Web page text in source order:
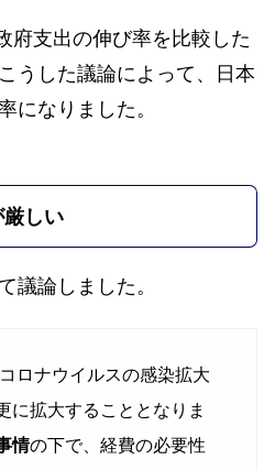
府支出の伸び率を比較した
うした議論によって、日本
になりました。
しい
議論しました。
ロナウイルスの感染拡大
に拡大することとなりま
情の下で、経費の必要性